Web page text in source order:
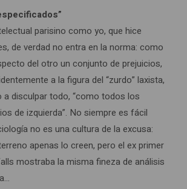
parisino como yo, que hice
de verdad no entra en la norma: como
del otro un conjunto de prejuicios,
a la figura del “zurdo” laxista,
a disculpar todo, “como todos los
de izquierda”. No siempre es fácil
no es una cultura de la excusa:
apenas lo creen, pero el ex primer
mostraba la misma fineza de análisis